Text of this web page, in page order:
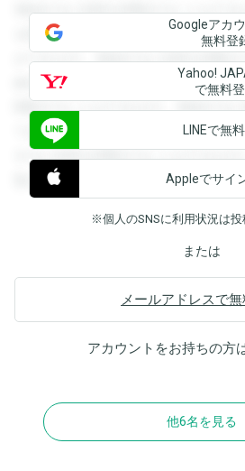
登録すると回答を閲覧することがで
を閲覧することができます。登録す
ができます。登録すると回答を閲覧
録すると回答を閲覧することができ
閲覧することができます。登録する
できます。登録すると回答を閲覧す
すると回答を閲覧することができま
覧することができます。
Googleアカ
無料登
Yahoo!
で無料
LINEで無
Appleでサイ
※個人のSNSに利用状況は投
または
メールアドレスで
アカウントをお持ちの方
他6名を見る